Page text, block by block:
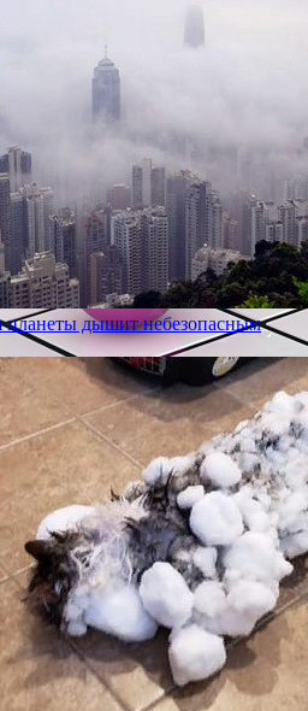
планеты дышит небезопасным